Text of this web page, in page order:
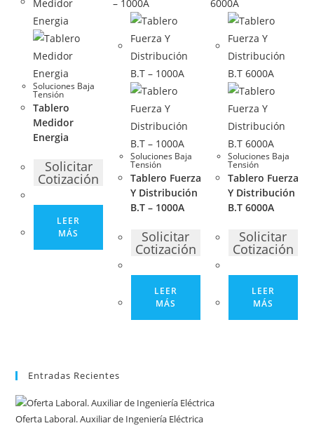
Soluciones Baja
Tensión
Tablero
Medidor
Energia
Solicitar
Cotización
LEER
MÁS
Soluciones Baja
Tensión
Tablero Fuerza
Y Distribución
B.T – 1000A
Solicitar
Cotización
LEER
MÁS
Soluciones Baja
Tensión
Tablero Fuerza
Y Distribución
B.T 6000A
Solicitar
Cotización
LEER
MÁS
Entradas Recientes
Oferta Laboral. Auxiliar de Ingeniería Eléctrica